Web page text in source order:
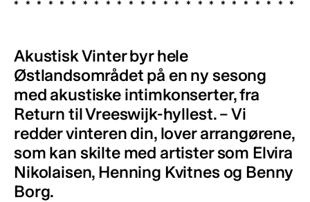
Akustisk Vinter byr hele
Østlandsområdet på en ny sesong
med akustiske intimkonserter, fra
Return til Vreeswijk-hyllest. – Vi
redder vinteren din, lover arrangørene,
som kan skilte med artister som Elvira
Nikolaisen, Henning Kvitnes og Benny
Borg.